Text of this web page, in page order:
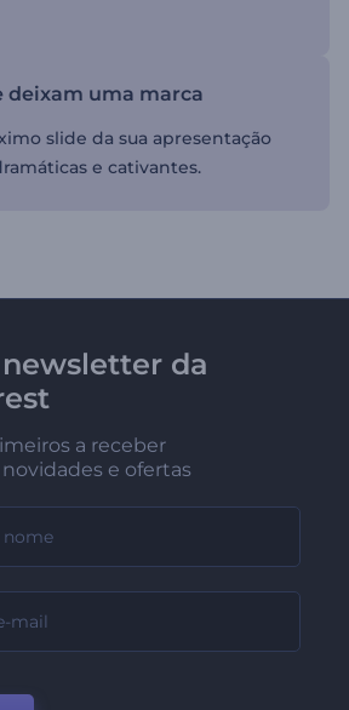
deixam uma marca
slide da sua apresentação
e cativantes.
da
a receber
e ofertas